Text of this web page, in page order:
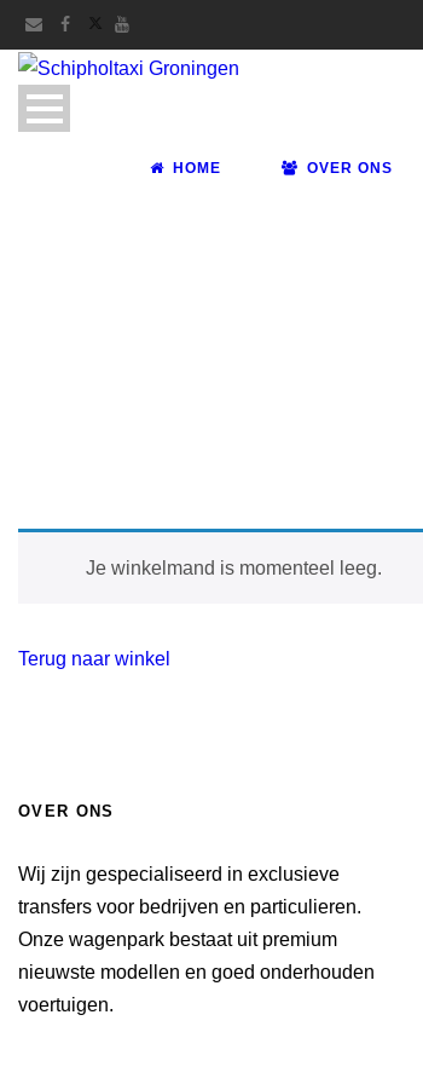
HOME OVER ONS
Je winkelmand is momenteel leeg.
Terug naar winkel
OVER ONS
Wij zijn gespecialiseerd in exclusieve
transfers voor bedrijven en particulieren.
Onze wagenpark bestaat uit premium
nieuwste modellen en goed onderhouden
voertuigen.